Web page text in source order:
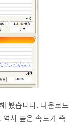
봤습니다. 다운로드
시 높은 속도가 측